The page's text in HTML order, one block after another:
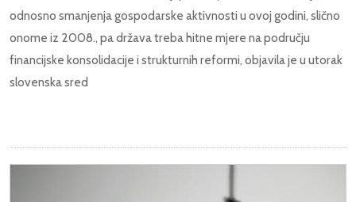
odnosno smanjenja gospodarske aktivnosti u ovoj godini, slično
onome iz 2008., pa država treba hitne mjere na području
financijske konsolidacije i strukturnih reformi, objavila je u utorak
slovenska sred